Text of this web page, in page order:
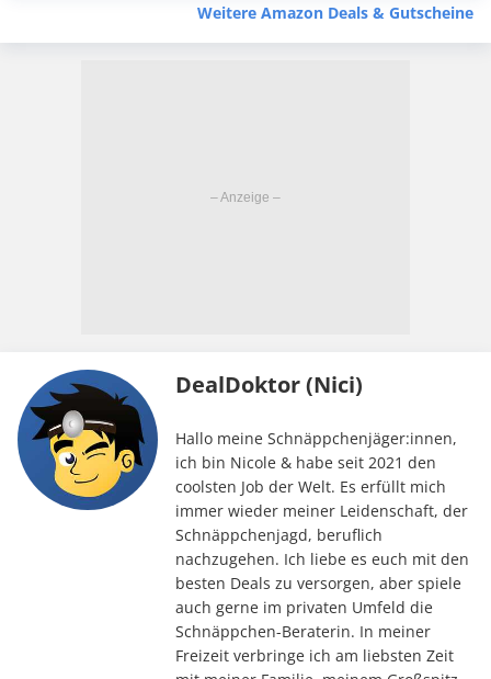
Weitere Amazon Deals & Gutscheine
DealDoktor (Nici)
Hallo meine Schnäppchenjäger:innen,
ich bin Nicole & habe seit 2021 den
coolsten Job der Welt. Es erfüllt mich
immer wieder meiner Leidenschaft, der
Schnäppchenjagd, beruflich
nachzugehen. Ich liebe es euch mit den
besten Deals zu versorgen, aber spiele
auch gerne im privaten Umfeld die
Schnäppchen-Beraterin. In meiner
Freizeit verbringe ich am liebsten Zeit